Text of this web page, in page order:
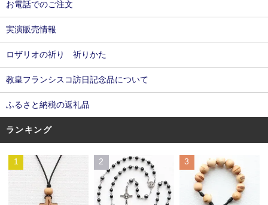
お電話でのご注文
実演販売情報
ロザリオの祈り 祈りかた
教皇フランシスコ訪日記念品について
ふるさと納税の返礼品
ランキング
1 2 3